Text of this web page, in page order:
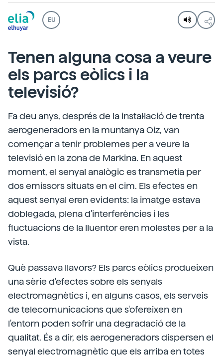
EU
Tenen alguna cosa a veure
els parcs eòlics i la
televisió?
Fa deu anys, després de la instal·lació de trenta
aerogeneradors en la muntanya Oiz, van
començar a tenir problemes per a veure la
televisió en la zona de Markina. En aquest
moment, el senyal analògic es transmetia per
dos emissors situats en el cim. Els efectes en
aquest senyal eren evidents: la imatge estava
doblegada, plena d'interferències i les
fluctuacions de la lluentor eren molestes per a la
vista.
Què passava llavors? Els parcs eòlics produeixen
una sèrie d'efectes sobre els senyals
electromagnètics i, en alguns casos, els serveis
de telecomunicacions que s'ofereixen en
l'entorn poden sofrir una degradació de la
qualitat. És a dir, els aerogeneradors dispersen el
senyal electromagnètic que els arriba en totes